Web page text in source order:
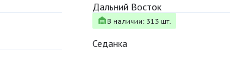
Дальний Восток
В наличии: 313 шт.
Седанка